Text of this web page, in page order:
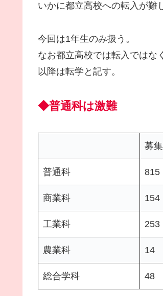
いかに都立高校への転入が難
今回は1年生のみ扱う。
なお都立高校では転入ではな
以降は転学と記す。
◆普通科は激難
募
普通科 815
商業科 154
工業科 253
農業科 14
総合学科 48